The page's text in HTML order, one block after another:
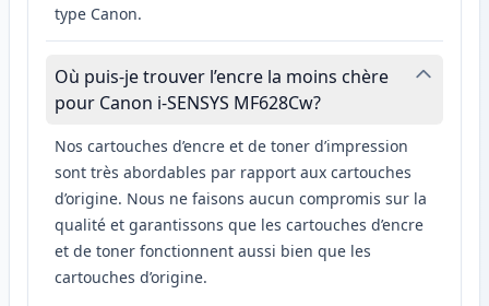
type Canon.
Où puis-je trouver l’encre la moins chère
pour Canon i-SENSYS MF628Cw?
Nos cartouches d’encre et de toner d’impression
sont très abordables par rapport aux cartouches
d’origine. Nous ne faisons aucun compromis sur la
qualité et garantissons que les cartouches d’encre
et de toner fonctionnent aussi bien que les
cartouches d’origine.